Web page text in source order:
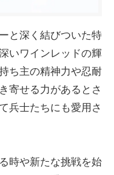
と深く結びついた特
いワインレッドの輝
ち主の精神力や忍耐
寄せる力があるとさ
兵士たちにも愛用さ
時や新たな挑戦を始